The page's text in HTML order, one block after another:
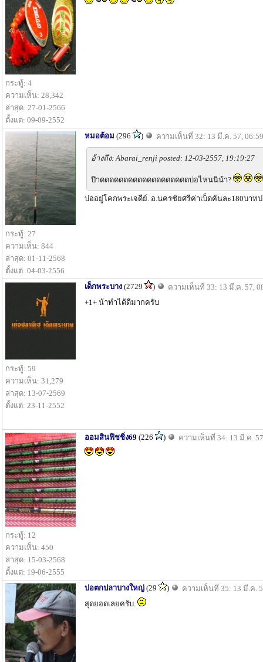
กระทู้: 4
ความเห็น: 28,342
ล่าสุด: 27-01-2566
ตั้งแต่: 09-09-2552
กระทู้: 27
ความเห็น: 844
ล่าสุด: 01-11-2568
ตั้งแต่: 04-03-2556
หมอต้อม (296 ) ความเห็นที่ 32: 13 มี.ค. 57, 06:59
อ้างถึง: Abarai_renji posted: 12-03-2557, 19:19:27
ป๊าดดดดดดดดดดดดดดดดดดดบ่อไหนนิน้า?
บ่ออยู่โคกพระเจดีย์. อ.นครชัยศรีค่าเบ็ดคันละ180บาท
กระทู้: 59
ความเห็น: 31,279
ล่าสุด: 13-07-2569
ตั้งแต่: 23-11-2552
เด็กพระบาง (2729 )
ความเห็นที่ 33: 13 มี.ค. 57,
+1+ น้าทําได้ดีมากครับ
กระทู้: 12
ความเห็น: 450
ล่าสุด: 15-03-2568
ตั้งแต่: 19-06-2555
ออมสินฟิชชิ่ง69 (226 ) ความเห็นที่ 34: 13 มี.ค.
บ่อตกปลาบางใหญ่ (29 )
ความเห็นที่ 35: 13 มี.ค.
สุดยอดเลยครับ.